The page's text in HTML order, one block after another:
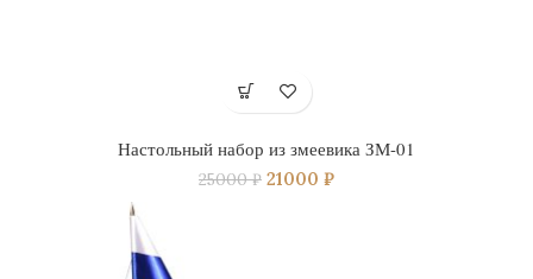
Настольный набор из змеевика ЗМ-01
25000₽ 21000 ₽